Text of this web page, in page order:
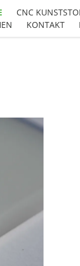
CNC
KONTAKT